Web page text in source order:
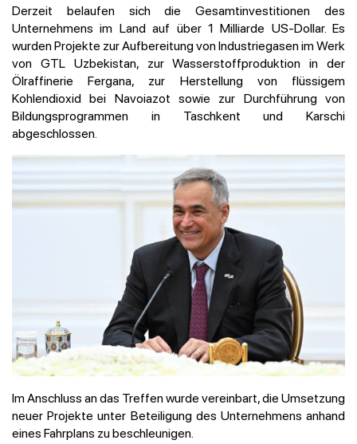
Derzeit belaufen sich die Gesamtinvestitionen des
Unternehmens im Land auf über 1 Milliarde US-Dollar. Es
wurden Projekte zur Aufbereitung von Industriegasen im Werk
von GTL Uzbekistan, zur Wasserstoffproduktion in der
Ölraffinerie Fergana, zur Herstellung von flüssigem
Kohlendioxid bei Navoiazot sowie zur Durchführung von
Bildungsprogrammen in Taschkent und Karschi
abgeschlossen.
Im Anschluss an das Treffen wurde vereinbart, die Umsetzung
neuer Projekte unter Beteiligung des Unternehmens anhand
eines Fahrplans zu beschleunigen.